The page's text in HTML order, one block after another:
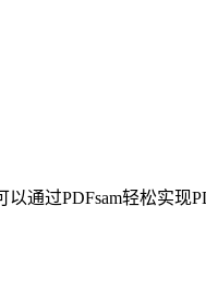
通过PDFsam轻松实